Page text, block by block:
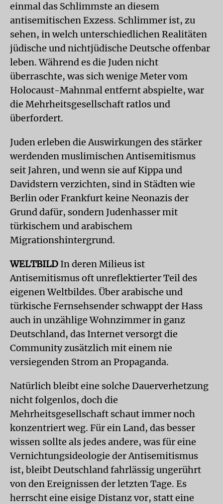
einmal das Schlimmste an diesem
antisemitischen Exzess. Schlimmer ist, zu
sehen, in welch unterschiedlichen Realitäten
jüdische und nichtjüdische Deutsche offenbar
leben. Während es die Juden nicht
überraschte, was sich wenige Meter vom
Holocaust-Mahnmal entfernt abspielte, war
die Mehrheitsgesellschaft ratlos und
überfordert.
Juden erleben die Auswirkungen des stärker
werdenden muslimischen Antisemitismus
seit Jahren, und wenn sie auf Kippa und
Davidstern verzichten, sind in Städten wie
Berlin oder Frankfurt keine Neonazis der
Grund dafür, sondern Judenhasser mit
türkischem und arabischem
Migrationshintergrund.
WELTBILD In deren Milieus ist
Antisemitismus oft unreflektierter Teil des
eigenen Weltbildes. Über arabische und
türkische Fernsehsender schwappt der Hass
auch in unzählige Wohnzimmer in ganz
Deutschland, das Internet versorgt die
Community zusätzlich mit einem nie
versiegenden Strom an Propaganda.
Natürlich bleibt eine solche Dauerverhetzung
nicht folgenlos, doch die
Mehrheitsgesellschaft schaut immer noch
konzentriert weg. Für ein Land, das besser
wissen sollte als jedes andere, was für eine
Vernichtungsideologie der Antisemitismus
ist, bleibt Deutschland fahrlässig ungerührt
von den Ereignissen der letzten Tage. Es
herrscht eine eisige Distanz vor, statt eine